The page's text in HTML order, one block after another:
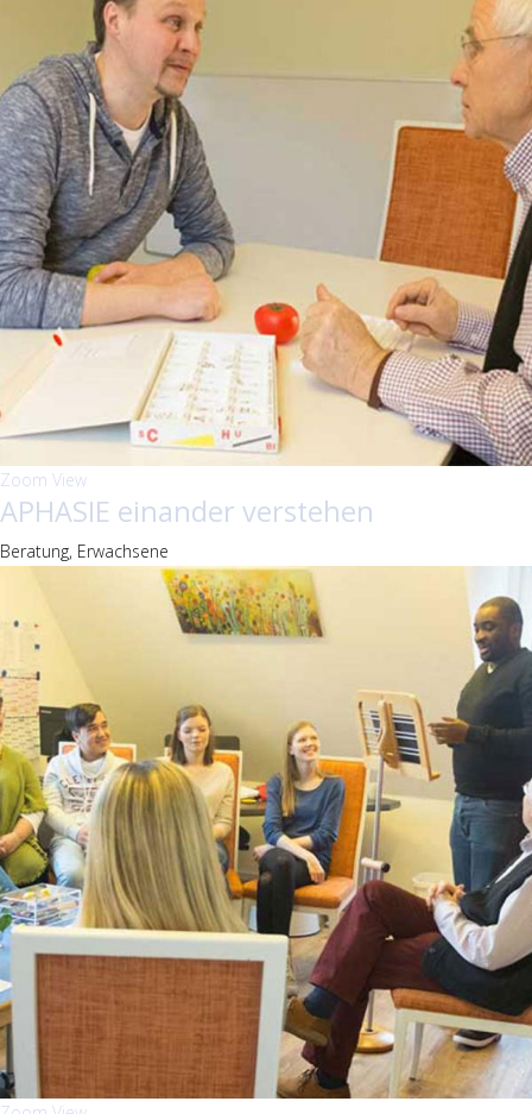
Zoom View
APHASIE einander verstehen
Beratung, Erwachsene